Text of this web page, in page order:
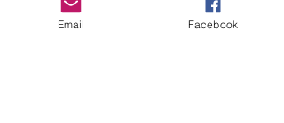
Email Facebook